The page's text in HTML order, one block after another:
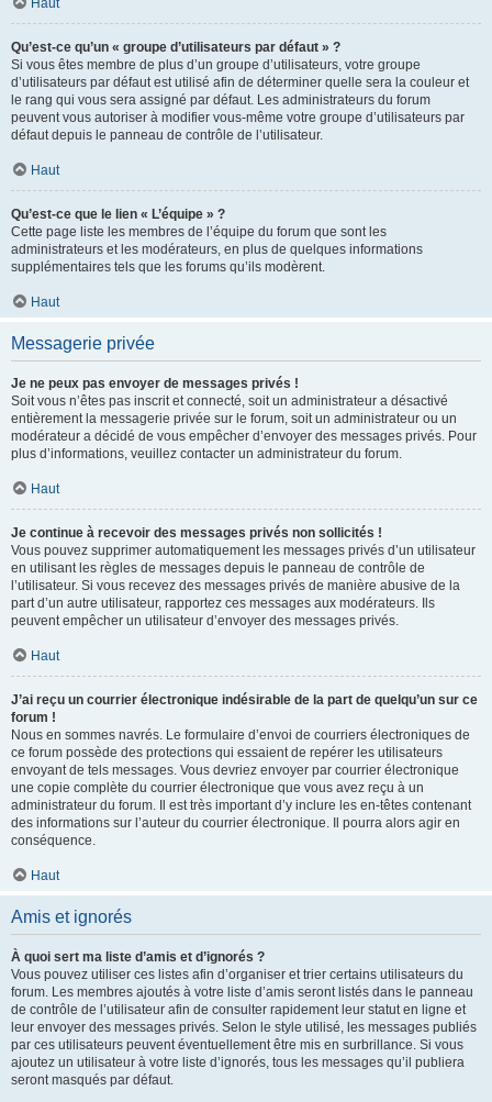
Haut
Qu’est-ce qu’un « groupe d’utilisateurs par défaut » ?
Si vous êtes membre de plus d’un groupe d’utilisateurs, votre groupe
d’utilisateurs par défaut est utilisé afin de déterminer quelle sera la couleur et
le rang qui vous sera assigné par défaut. Les administrateurs du forum
peuvent vous autoriser à modifier vous-même votre groupe d’utilisateurs par
défaut depuis le panneau de contrôle de l’utilisateur.
Haut
Qu’est-ce que le lien « L’équipe » ?
Cette page liste les membres de l’équipe du forum que sont les
administrateurs et les modérateurs, en plus de quelques informations
supplémentaires tels que les forums qu’ils modèrent.
Haut
Messagerie privée
Je ne peux pas envoyer de messages privés !
Soit vous n’êtes pas inscrit et connecté, soit un administrateur a désactivé
entièrement la messagerie privée sur le forum, soit un administrateur ou un
modérateur a décidé de vous empêcher d’envoyer des messages privés. Pour
plus d’informations, veuillez contacter un administrateur du forum.
Haut
Je continue à recevoir des messages privés non sollicités !
Vous pouvez supprimer automatiquement les messages privés d’un utilisateur
en utilisant les règles de messages depuis le panneau de contrôle de
l’utilisateur. Si vous recevez des messages privés de manière abusive de la
part d’un autre utilisateur, rapportez ces messages aux modérateurs. Ils
peuvent empêcher un utilisateur d’envoyer des messages privés.
Haut
J’ai reçu un courrier électronique indésirable de la part de quelqu’un sur ce
forum !
Nous en sommes navrés. Le formulaire d’envoi de courriers électroniques de
ce forum possède des protections qui essaient de repérer les utilisateurs
envoyant de tels messages. Vous devriez envoyer par courrier électronique
une copie complète du courrier électronique que vous avez reçu à un
administrateur du forum. Il est très important d’y inclure les en-têtes contenant
des informations sur l’auteur du courrier électronique. Il pourra alors agir en
conséquence.
Haut
Amis et ignorés
À quoi sert ma liste d’amis et d’ignorés ?
Vous pouvez utiliser ces listes afin d’organiser et trier certains utilisateurs du
forum. Les membres ajoutés à votre liste d’amis seront listés dans le panneau
de contrôle de l’utilisateur afin de consulter rapidement leur statut en ligne et
leur envoyer des messages privés. Selon le style utilisé, les messages publiés
par ces utilisateurs peuvent éventuellement être mis en surbrillance. Si vous
ajoutez un utilisateur à votre liste d’ignorés, tous les messages qu’il publiera
seront masqués par défaut.